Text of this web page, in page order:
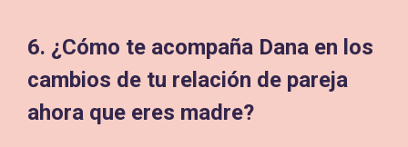
6. ¿Cómo te acompaña Dana en los
cambios de tu relación de pareja
ahora que eres madre?